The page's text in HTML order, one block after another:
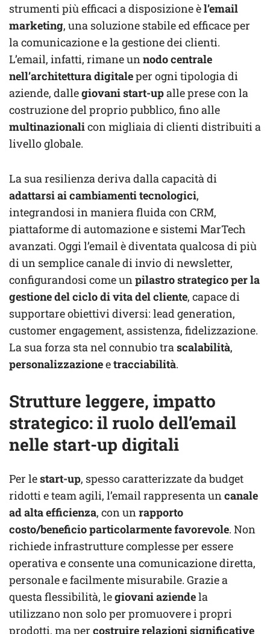
strumenti più efficaci a disposizione èl’email
marketing, una soluzione stabile ed efficace per
la comunicazione e la gestione dei clienti.
L’email, infatti, rimane un nodo centrale
nell’architettura digitaleper ogni tipologia di
aziende, dallegiovani start-upalle prese con la
costruzione del proprio pubblico, fino alle
multinazionalicon migliaia di clienti distribuiti a
livello globale.
La sua resilienza deriva dalla capacità di
adattarsi ai cambiamenti tecnologici,
integrandosi in maniera fluida con CRM,
piattaforme di automazione e sistemi MarTech
avanzati. Oggi l’email è diventata qualcosa di più
di un semplice canale di invio di newsletter,
configurandosi come un pilastro strategicoper la
gestione del ciclo di vita del cliente, capace di
supportare obiettivi diversi: lead generation,
customer engagement, assistenza, fidelizzazione.
La sua forza sta nel connubio tra scalabilità,
personalizzazioneetracciabilità.
Strutture leggere, impatto
strategico: il ruolo dell’email
nelle start-up digitali
Per lestart-up, spesso caratterizzate da budget
ridotti e team agili, l’email rappresenta un canale
ad alta efficienza, con un rapporto
costo/beneficio particolarmente favorevole. Non
richiede infrastrutture complesse per essere
operativa e consente una comunicazione diretta,
personale e facilmente misurabile. Grazie a
questa flessibilità, legiovani aziendela
utilizzano non solo per promuovere i propri
prodotti, ma per costruire relazioni significative